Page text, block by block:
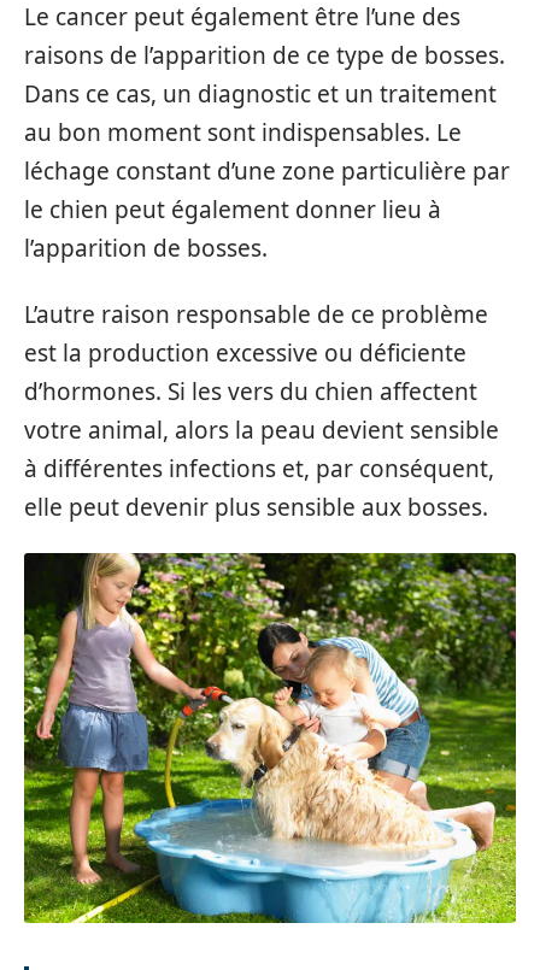
Le cancer peut également être l’une des
raisons de l’apparition de ce type de bosses.
Dans ce cas, un diagnostic et un traitement
au bon moment sont indispensables. Le
léchage constant d’une zone particulière par
le chien peut également donner lieu à
l’apparition de bosses.
L’autre raison responsable de ce problème
est la production excessive ou déficiente
d’hormones. Si les vers du chien affectent
votre animal, alors la peau devient sensible
à différentes infections et, par conséquent,
elle peut devenir plus sensible aux bosses.